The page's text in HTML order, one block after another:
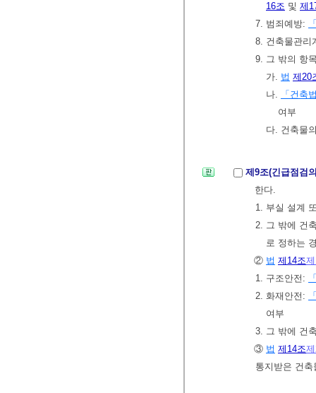
16조 및 제
7. 범죄예방:
8. 건축물관리
9. 그 밖의 항
가. 법 제20
나.
「건축
여부
다. 건축물
제9조(긴급점검
한다.
1. 부실 설계
2. 그 밖에 건
로 정하는
② 법 제14조
1. 구조안전:
2. 화재안전:
여부
3. 그 밖에 건
③ 법 제14조
통지받은 건